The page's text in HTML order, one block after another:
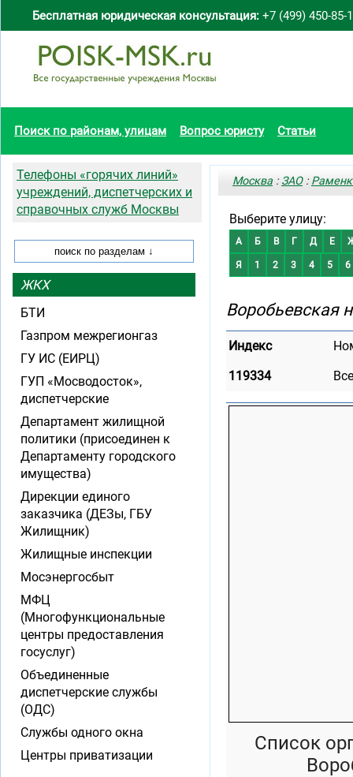
Бесплатная юридическая консультация: +7 (499) 450-85-
Поиск по районам, улицам Вопрос юристу Статьи
Москва :ЗАО:
Выберите улицу:
А Б В Г Д Е
Я 1 2 3 4 5 6
Воробьевская
Индекс
119334
Список
Телефоны «горячих линий»
учреждений, диспетчерских и
справочных служб Москвы
ЖКХ
БТИ
Газпром межрегионгаз
ГУ ИС (ЕИРЦ)
ГУП «Мосводосток»,
диспетчерские
Департамент жилищной
политики (присоединен к
Департаменту городского
имущества)
Дирекции единого
заказчика (ДЕЗы, ГБУ
Жилищник)
Жилищные инспекции
Мосэнергосбыт
МФЦ
(Многофункциональные
центры предоставления
госуслуг)
Объединенные
диспетчерские службы
(ОДС)
Службы одного окна
Центры приватизации